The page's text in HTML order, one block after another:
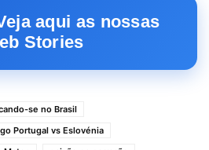
aqui as nossas
Stories
se no Brasil
Portugal vs Eslovénia